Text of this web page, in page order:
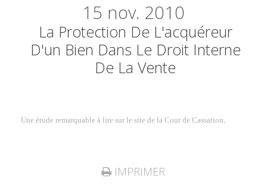
15 nov. 2010
La Protection De L'acquéreur
D'un Bien Dans Le Droit Interne
De La Vente
Une étude remarquable à lire sur le site de la Cour de Cassation.
IMPRIMER